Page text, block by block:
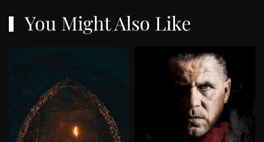
You Might Also Like